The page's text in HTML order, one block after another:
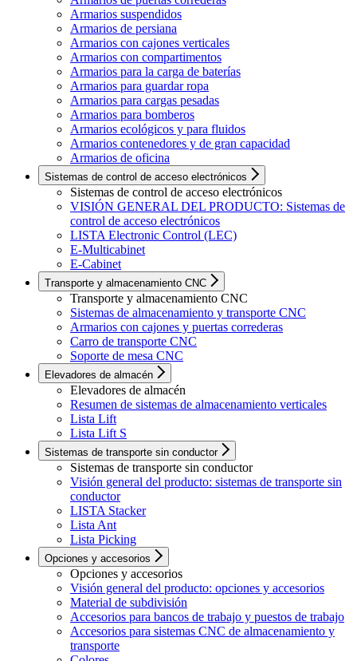
Armarios suspendidos
Armarios de persiana
Armarios con cajones verticales
Armarios con compartimentos
Armarios para la carga de baterías
Armarios para guardar ropa
Armarios para cargas pesadas
Armarios para bomberos
Armarios ecológicos y para fluidos
Armarios contenedores y de gran capacidad
Armarios de oficina
Sistemas de control de acceso electrónicos
Sistemas de control de acceso electrónicos
VISIÓN GENERAL DEL PRODUCTO: Sistemas de
control de acceso electrónicos
LISTA Electronic Control (LEC)
E-Multicabinet
E-Cabinet
Transporte y almacenamiento CNC
Transporte y almacenamiento CNC
Sistemas de almacenamiento y transporte CNC
Armarios con cajones y puertas correderas
Carro de transporte CNC
Soporte de mesa CNC
Elevadores de almacén
Elevadores de almacén
Resumen de sistemas de almacenamiento verticales
Lista Lift
Lista Lift S
Sistemas de transporte sin conductor
Sistemas de transporte sin conductor
Visión general del producto: sistemas de transporte sin
conductor
LISTA Stacker
Lista Ant
Lista Picking
Opciones y accesorios
Opciones y accesorios
Visión general del producto: opciones y accesorios
Material de subdivisión
Accesorios para bancos de trabajo y puestos de trabajo
Accesorios para sistemas CNC de almacenamiento y
transporte